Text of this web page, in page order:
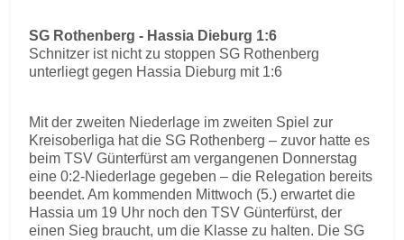
SG Rothenberg - Hassia Dieburg 1:6
Schnitzer ist nicht zu stoppen SG Rothenberg
unterliegt gegen Hassia Dieburg mit 1:6
Mit der zweiten Niederlage im zweiten Spiel zur
Kreisoberliga hat die SG Rothenberg – zuvor hatte es
beim TSV Günterfürst am vergangenen Donnerstag
eine 0:2-Niederlage gegeben – die Relegation bereits
beendet. Am kommenden Mittwoch (5.) erwartet die
Hassia um 19 Uhr noch den TSV Günterfürst, der
einen Sieg braucht, um die Klasse zu halten. Die SG